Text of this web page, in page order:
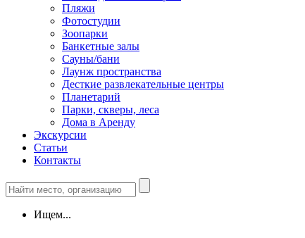
Пляжи
Фотостудии
Зоопарки
Банкетные залы
Сауны/бани
Лаунж пространства
Десткие развлекательные центры
Планетарий
Парки, скверы, леса
Дома в Аренду
Экскурсии
Статьи
Контакты
Ищем...